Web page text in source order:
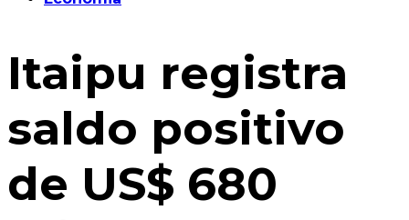
Itaipu registra
saldo positivo
de US$ 680